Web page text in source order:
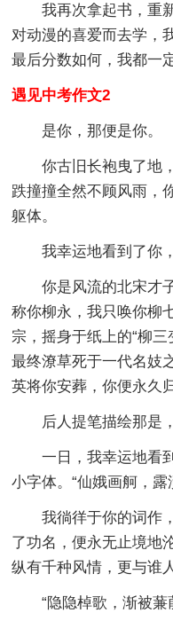
我再次拿起书，重
对动漫的喜爱而去学，
最后分数如何，我都一
遇见中考作文2
是你，那便是你。
你古旧长袍曳了地
跌撞撞全然不顾风雨，
躯体。
我幸运地看到了你
你是风流的北宋才
称你柳永，我只唤你柳
宗，摇身于纸上的“柳三
最终潦草死于一代名妓
英将你安葬，你便永久
后人提笔描绘那是
一日，我幸运地看
小字体。“仙娥画舸，
我徜徉于你的词作
了功名，便永无止境地
纵有千种风情，更与谁
“隐隐棹歌，渐被